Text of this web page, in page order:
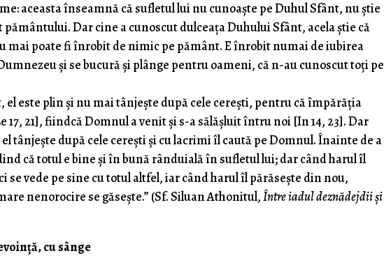
aceasta înseamnă că sufletul lui nu cunoaște pe Duhul Sfânt, nu știe
pământului. Dar cine a cunoscut dulceața Duhului Sfânt, acela știe că
mai poate fi înrobit de nimic pe pământ. E înrobit numai de iubirea
și se bucură și plânge pentru oameni, că n-au cunoscut toți pe
este plin și nu mai tânjește după cele cerești, pentru că împărăția
21], fiindcă Domnul a venit și s-a sălășluit întru noi [In 14, 23]. Dar
tânjește după cele cerești și cu lacrimi îl caută pe Domnul. Înainte de a
că totul e bine și în bună rânduială în sufletul lui; dar când harul îl
se vede pe sine cu totul altfel, iar când harul îl părăsește din nou,
nenorocire se găsește.” (Sf. Siluan Athonitul,Între iadul deznădejdii și
cu sânge